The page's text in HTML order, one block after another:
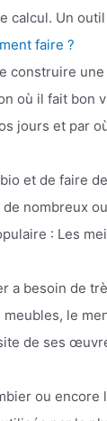
calcul. Un
faire ?
construire
où il fait
jours et par
et de faire
nombreux
: Les
a besoin de
le
de ses
ou